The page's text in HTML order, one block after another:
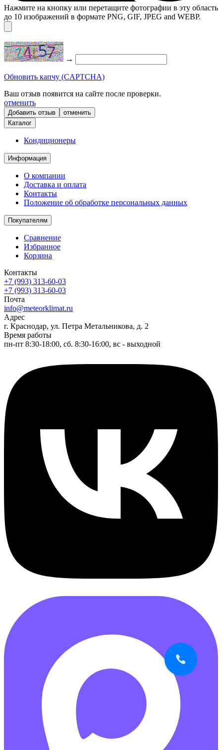
Нажмите на кнопку или перетащите фотографии в эту область
до 10 изображений в формате PNG, GIF, JPEG and WEBP.
→
Обновить капчу (CAPTCHA)
Ваш отзыв появится на сайте после проверки.
отменить
отменить
Каталог
Кондиционеры
Информация
О компании
Доставка и оплата
Контакты
Положение об обработке персональных данных
Покупателям
Сравнение
Избранное
Корзина
Контакты
+7 (993) 313-60-03
+7 (993) 313-60-03
Почта
info@meteorklimat.ru
Адрес
г. Краснодар, ул. Петра Метальникова, д. 2
Время работы
пн-пт 8:30-18:00, сб. 8:30-16:00, вс - выходной